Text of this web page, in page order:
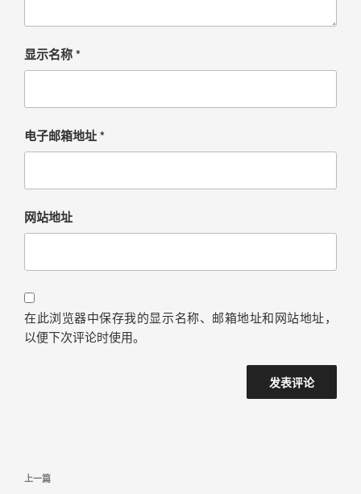
显示名称*
电子邮箱地址*
网站地址
在此浏览器中保存我的显示名称、邮箱地址和网站地址，
以便下次评论时使用。
上一篇